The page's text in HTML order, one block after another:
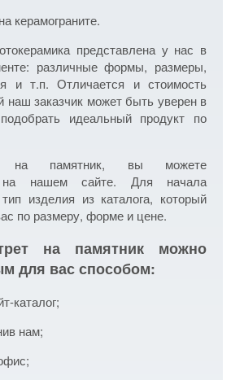
керамограните.
представлена у нас в
различные формы, размеры,
и т.п. Отличается и стоимость
наш заказчик может быть уверен в
идеальный продукт по
на памятник, вы можете
на нашем сайте. Для начала
изделия из каталога, который
по размеру, форме и цене.
на памятник можно
для вас способом:
каталог;
нам;